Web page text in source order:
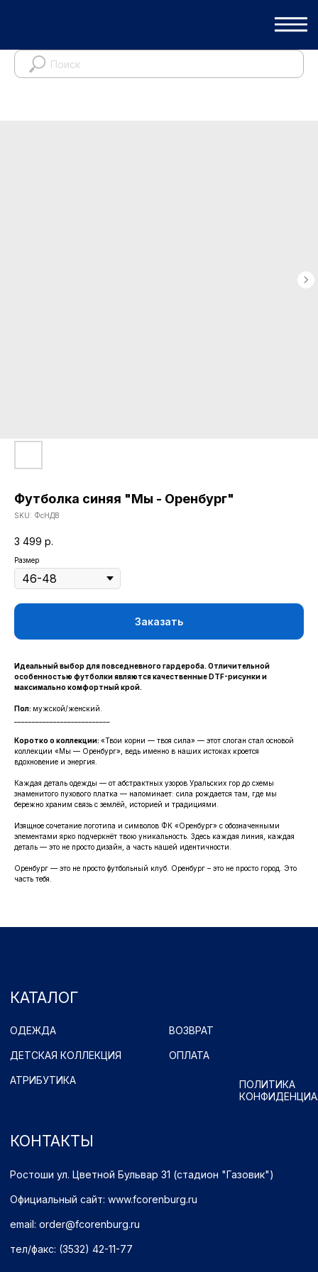
Футболка синяя "Мы - Оренбург"
SKU: ФсНДВ
3 499 р.
Размер
Заказать
Идеальный выбор для повседневного гардероба. Отличительной
особенностью футболки являются качественные DTF-рисунки и
максимально комфортный крой.
Пол: мужской/женский.
Коротко о коллекции: «Твои корни — твоя сила» — этот слоган стал основой
коллекции «Мы — Оренбург», ведь именно в наших истоках кроется
вдохновение и энергия.
Каждая деталь одежды — от абстрактных узоров Уральских гор до схемы
знаменитого пухового платка — напоминает: сила рождается там, где мы
бережно храним связь с землёй, историей и традициями.
Изящное сочетание логотипа и символов ФК «Оренбург» с обозначенными
элементами ярко подчеркнёт твою уникальность. Здесь каждая линия, каждая
деталь — это не просто дизайн, а часть нашей идентичности.
Оренбург — это не просто футбольный клуб. Оренбург – это не просто город. Это
часть тебя.
КАТАЛОГ
ОДЕЖДА
ДЕТСКАЯ КОЛЛЕКЦИЯ ОПЛАТА
КОНФИДЕНЦИАЛЬНОСТИ
Ростоши ул. Цветной Бульвар 31 (стадион "Газовик")
email: order@fcorenburg.ru